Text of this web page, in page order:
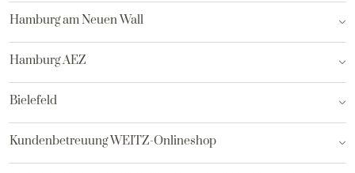
Hamburg am Neuen Wall
Hamburg AEZ
Bielefeld
Kundenbetreuung WEITZ-Onlineshop